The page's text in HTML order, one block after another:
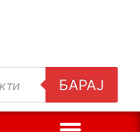
БАРАЈ